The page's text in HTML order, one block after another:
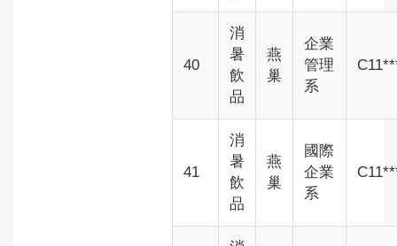
40
消
暑
飲
品
燕
巢
企業
管理
系
41
消
暑
飲
品
燕
巢
國際
企業
系